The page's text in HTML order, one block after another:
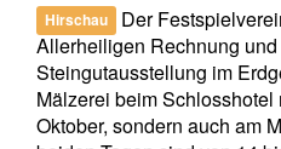
Hirschau
Der
Allerheiligen Rechnung
Steingutausstellung im
Mälzerei beim
Oktober, sondern auch am